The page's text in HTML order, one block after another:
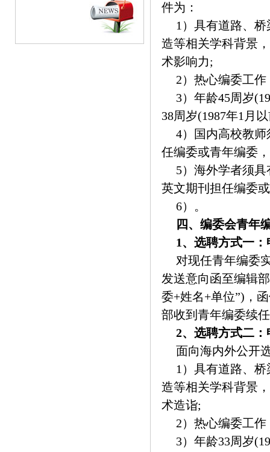
件为：
1）具有道路、
造等相关学科背景
术影响力;
2）热心编委工
3）年龄45周岁
38周岁(1987年1月
4）国内高校教
任编委或青年编委
5）海外学者须
英文期刊担任编委
6）。
四、编委会青年
1、选聘方式一
对现任青年编委
发送意向函至编辑
委+姓名+单位”)，
部收到青年编委续
2、选聘方式二
面向海内外公开
1）具有道路、
造等相关学科背景
术造诣;
2）热心编委工
3）年龄33周岁